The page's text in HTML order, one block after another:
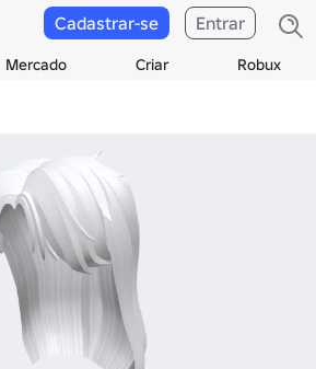
Mercado Criar Robux
Cadastrar-se Entrar